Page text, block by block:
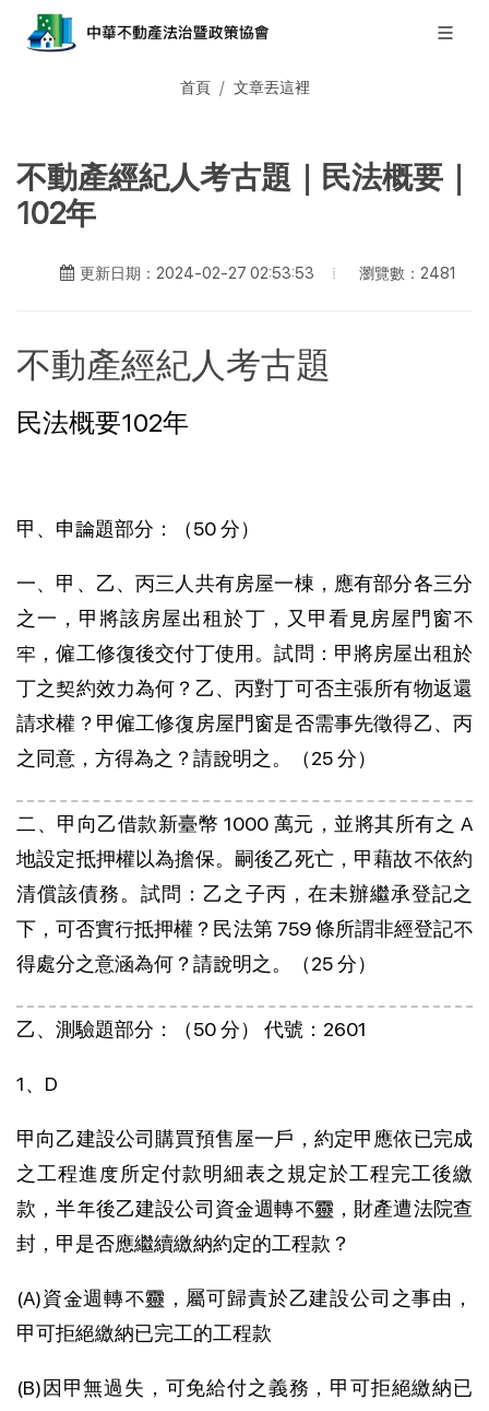
首頁 文章丟這裡
不動產經紀人考古題｜民法概要｜
102年
更新日期：2024-02-27 02:53:53 瀏覽數：2481
不動產經紀人考古題
民法概要102年
甲、申論題部分：（50 分）
一、甲、乙、丙三人共有房屋一棟，應有部分各三分
之一，甲將該房屋出租於丁，又甲看見房屋門窗不
牢，僱工修復後交付丁使用。試問：甲將房屋出租於
丁之契約效力為何？乙、丙對丁可否主張所有物返還
請求權？甲僱工修復房屋門窗是否需事先徵得乙、丙
之同意，方得為之？請說明之。（25 分）
二、甲向乙借款新臺幣 1000 萬元，並將其所有之 A
地設定抵押權以為擔保。嗣後乙死亡，甲藉故不依約
清償該債務。試問：乙之子丙，在未辦繼承登記之
下，可否實行抵押權？民法第 759 條所謂非經登記不
得處分之意涵為何？請說明之。（25 分）
乙、測驗題部分：（50 分） 代號：2601
1、D
甲向乙建設公司購買預售屋一戶，約定甲應依已完成
之工程進度所定付款明細表之規定於工程完工後繳
款，半年後乙建設公司資金週轉不靈，財產遭法院查
封，甲是否應繼續繳納約定的工程款？
(A)資金週轉不靈，屬可歸責於乙建設公司之事由，
甲可拒絕繳納已完工的工程款
(B)因甲無過失，可免給付之義務，甲可拒絕繳納已